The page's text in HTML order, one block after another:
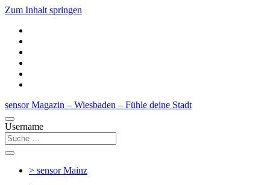
Zum Inhalt springen
sensor Magazin – Wiesbaden – Fühle deine Stadt
Username
> sensorMainz